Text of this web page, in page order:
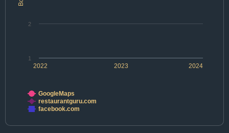
2022 2023 2024
1
2
GoogleMaps
restaurantguru.com
facebook.com